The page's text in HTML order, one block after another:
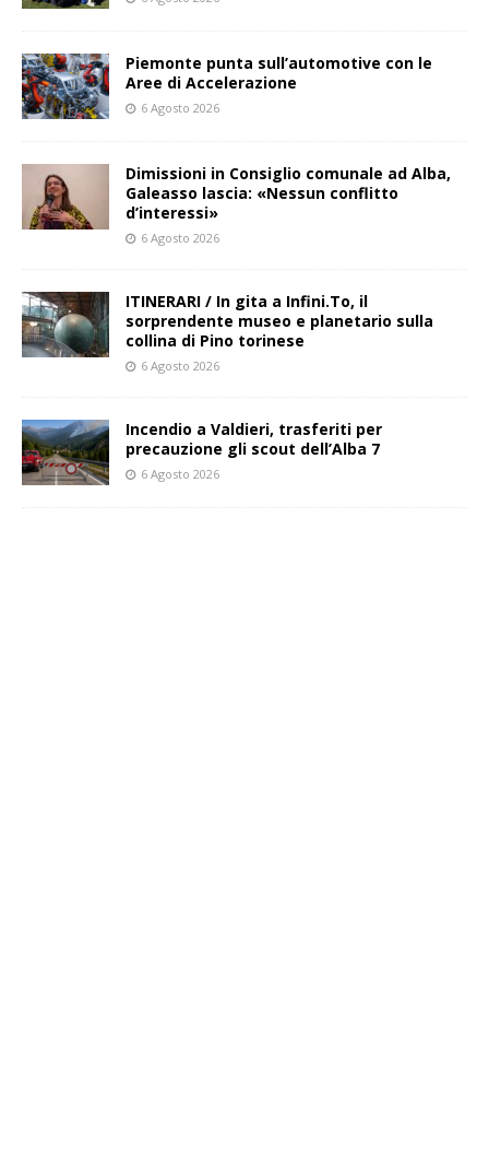
Piemonte punta sull’automotive con le
Aree di Accelerazione
6 Agosto 2026
Dimissioni in Consiglio comunale ad Alba,
Galeasso lascia: «Nessun conflitto
d’interessi»
6 Agosto 2026
ITINERARI / In gita a Infini.To, il
sorprendente museo e planetario sulla
collina di Pino torinese
6 Agosto 2026
Incendio a Valdieri, trasferiti per
precauzione gli scout dell’Alba 7
6 Agosto 2026